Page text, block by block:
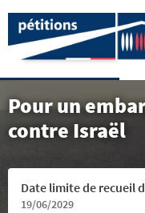
Pour un
contre Israël
Date limite de recueil
19/06/2029